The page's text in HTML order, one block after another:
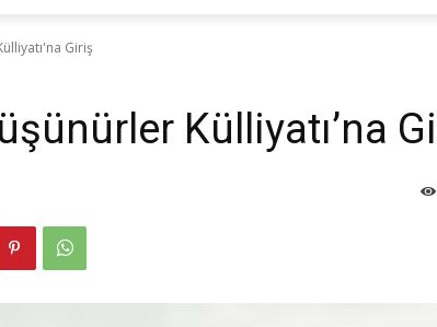
Giriş
Külliyatı’na